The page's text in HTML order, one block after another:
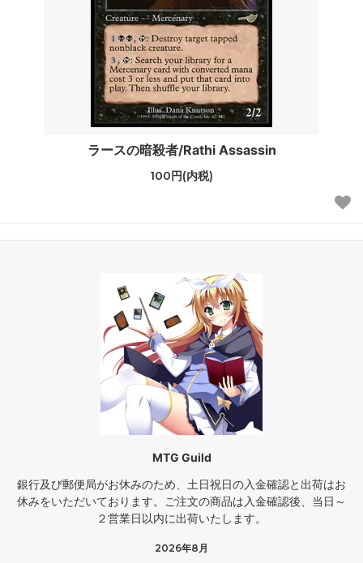
ラースの暗殺者/Rathi Assassin
100円(内税)
MTG Guild
銀行及び郵便局がお休みのため、土日祝日の入金確認と出荷はお
休みをいただいております。ご注文の商品は入金確認後、当日～
２営業日以内に出荷いたします。
2026年8月